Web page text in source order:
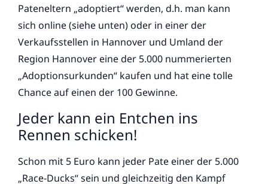
Pateneltern „adoptiert“ werden, d.h. man kann
sich online (siehe unten) oder in einer der
Verkaufsstellen in Hannover und Umland der
Region Hannover eine der 5.000 nummerierten
„Adoptionsurkunden“ kaufen und hat eine tolle
Chance auf einen der 100 Gewinne.
Jeder kann ein Entchen ins
Rennen schicken!
Schon mit 5 Euro kann jeder Pate einer der 5.000
„Race-Ducks“ sein und gleichzeitig den Kampf